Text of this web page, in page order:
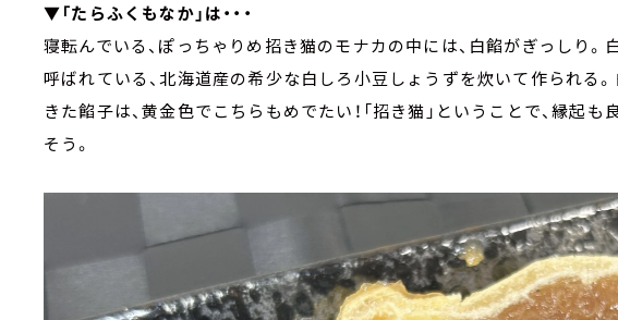
▼「たらふくもなか」は・・・
寝転んでいる、ぽっちゃりめ招き猫のモナカの中には、白餡がぎっしり。
呼ばれている、北海道産の希少な白しろ小豆しょうずを炊いて作られる
きた餡子は、黄金色でこちらもめでたい！「招き猫」ということで、縁起
そう。